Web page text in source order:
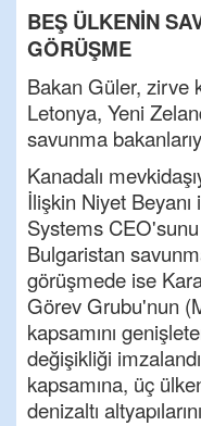
BEŞ ÜLKENİN
GÖRÜŞME
Bakan Güler, zirve
Letonya, Yeni
savunma
Kanadalı
İlişkin Niyet
Systems
Bulgaristan
görüşmede ise
Görev Grubu'nun
kapsamını
değişikliği
kapsamına, üç
denizaltı